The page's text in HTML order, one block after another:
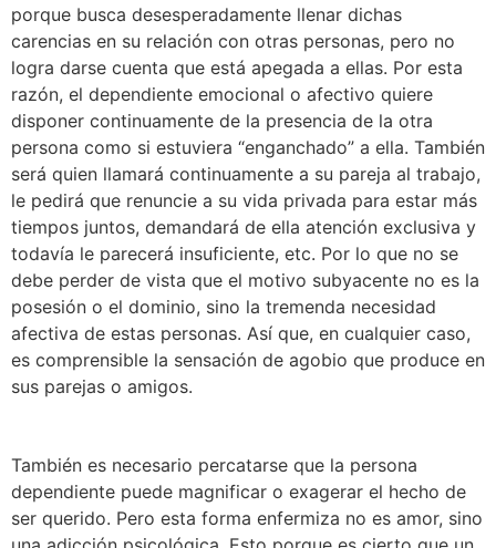
porque busca desesperadamente llenar dichas
carencias en su relación con otras personas, pero no
logra darse cuenta que está apegada a ellas. Por esta
razón, el dependiente emocional o afectivo quiere
disponer continuamente de la presencia de la otra
persona como si estuviera “enganchado” a ella. También
será quien llamará continuamente a su pareja al trabajo,
le pedirá que renuncie a su vida privada para estar más
tiempos juntos, demandará de ella atención exclusiva y
todavía le parecerá insuficiente, etc. Por lo que no se
debe perder de vista que el motivo subyacente no es la
posesión o el dominio, sino la tremenda necesidad
afectiva de estas personas. Así que, en cualquier caso,
es comprensible la sensación de agobio que produce en
sus parejas o amigos.
También es necesario percatarse que la persona
dependiente puede magnificar o exagerar el hecho de
ser querido. Pero esta forma enfermiza no es amor, sino